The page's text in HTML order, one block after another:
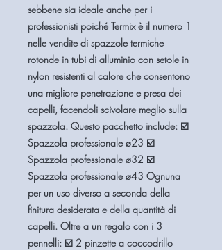
sebbene sia ideale anche per i
professionisti poiché Termix è il numero 1
nelle vendite di spazzole termiche
rotonde in tubi di alluminio con setole in
nylon resistenti al calore che consentono
una migliore penetrazione e presa dei
capelli, facendoli scivolare meglio sulla
spazzola. Questo pacchetto include: ☑️
Spazzola professionale ø23 ☑️
Spazzola professionale ø32 ☑️
Spazzola professionale ø43 Ognuna
per un uso diverso a seconda della
finitura desiderata e della quantità di
capelli. Oltre a un regalo con i 3
pennelli: ☑️ 2 pinzette a coccodrillo